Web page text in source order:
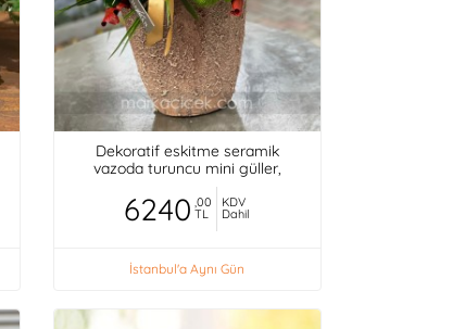
Dekoratif eskitme seramik
vazoda turuncu mini güller,
orkideler,
6240 ,00
TL
KDV
Dahil
İstanbul'a Aynı Gün